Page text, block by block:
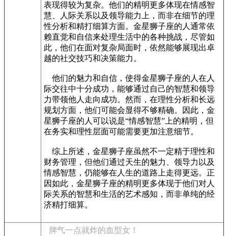
表现得较为复杂。他们的精明更多体现在情感智
慧、人际关系以及领导能力上，而非在细节的理
性分析和精打细算方面。金星狮子座的人通常依
赖直觉和自信来处理生活中的各种挑战，尽管如
此，他们在面对复杂局面时，依然能够展现出卓
越的社交技巧和决策能力。
他们的魅力和自信，使得金星狮子座的人在人
际交往中十分成功，能够通过自己的智慧和领导
力带领他人走向成功。然而，在理性分析和长远
规划方面，他们可能会显得不够精确。因此，金
星狮子座的人可以说是“情感智慧”上的精明，但
在务实和理性层面可能需要更加注意细节。
综上所述，金星狮子座虽然不一定精于理性和
财务管理，但他们通过天生的魅力、领导力以及
情感智慧，仍能够在人生的道路上走得更远。正
因如此，金星狮子座的精明更多体现于他们对人
际关系的智慧和生活的艺术感知，而非单纯的经
济精打细算。
脾气一点就炸的血型女！